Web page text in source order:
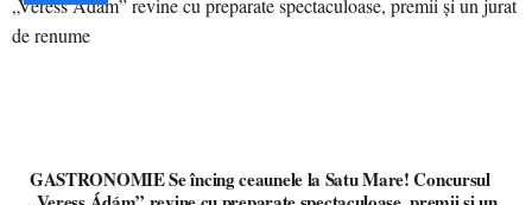
GASTRONOMIE Se încing ceaunele la Satu Mare! Concursul